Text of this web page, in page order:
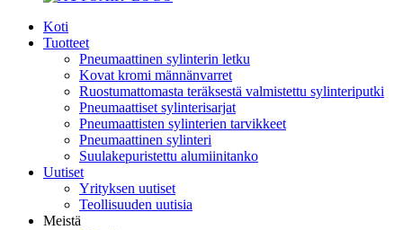
Koti
Tuotteet
Pneumaattinen sylinterin letku
Kovat kromi männänvarret
Ruostumattomasta teräksestä valmistettu sylinteriputki
Pneumaattiset sylinterisarjat
Pneumaattisten sylinterien tarvikkeet
Pneumaattinen sylinteri
Suulakepuristettu alumiinitanko
Uutiset
Yrityksen uutiset
Teollisuuden uutisia
Meistä